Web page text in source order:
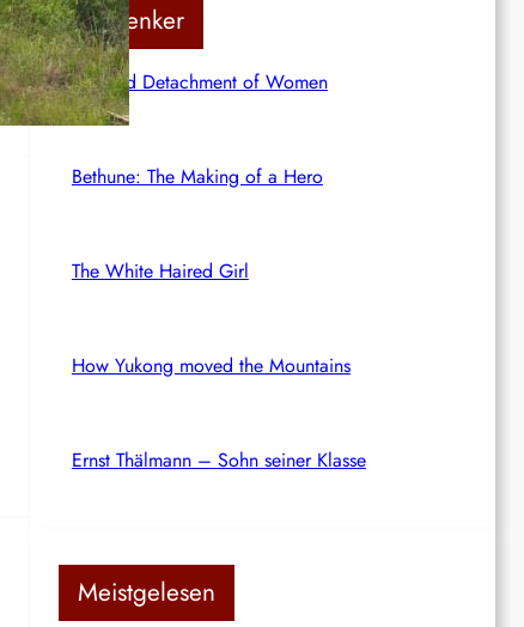
Rotdenker
The Red Detachment of Women
Bethune: The Making of a Hero
The White Haired Girl
How Yukong moved the Mountains
Ernst Thälmann – Sohn seiner Klasse
Meistgelesen